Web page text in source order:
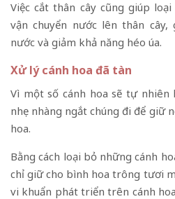
Việc cắt thân cây cũng giúp
vận chuyển nước lên thân
nước và giảm khả năng héo úa.
Xử lý cánh hoa đã tàn
Vì một số cánh hoa sẽ tự
nhẹ nhàng ngắt chúng đi để giữ
hoa.
Bằng cách loại bỏ những cánh
chỉ giữ cho bình hoa trông tươi
vi khuẩn phát triển trên cánh